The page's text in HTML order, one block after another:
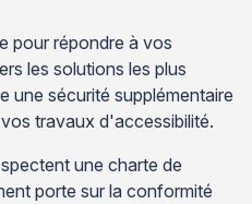
pour répondre à vos
les solutions les plus
une sécurité supplémentaire
travaux d'accessibilité.
une charte de
porte sur la conformité